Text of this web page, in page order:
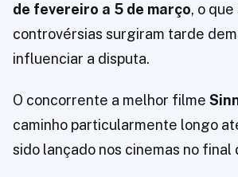
de fevereiro a 5 de março, o
controvérsias surgiram tarde
influenciar a disputa.
O concorrente a melhor filme
caminho particularmente longo
sido lançado nos cinemas no final